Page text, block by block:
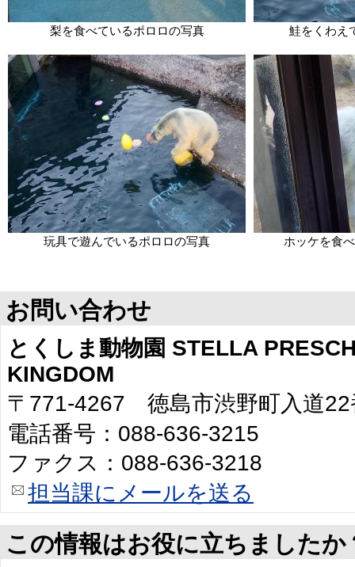
梨を食べているポロロの写真 鮭をくわえ
玩具で遊んでいるポロロの写真 ホッケを食
お問い合わせ
とくしま動物園 STELLA
KINGDOM
〒771-4267 徳島市渋野町入道22
電話番号：088-636-3215
ファクス：088-636-3218
担当課にメールを送る
この情報はお役に立ちましたか